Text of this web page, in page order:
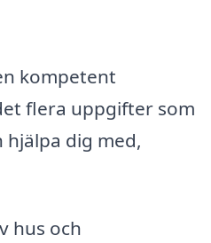
kompetent
flera uppgifter som
dig med,
hus och